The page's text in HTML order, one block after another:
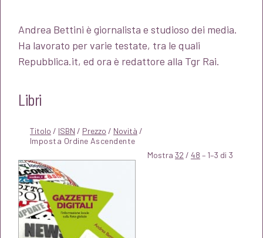
Andrea Bettini è giornalista e studioso dei media.
Ha lavorato per varie testate, tra le quali
Repubblica.it, ed ora è redattore alla Tgr Rai.
Libri
Titolo / ISBN / Prezzo / Novità /
Mostra 32 / 48 – 1–3 di 3